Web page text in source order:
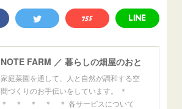
NOTE FARM ／ 暮らしの畑屋のおと
家庭菜園を通して、人と自然が調和する空
間づくりのお手伝いをしています。 ＊
＊ ＊ ＊ ＊ ＊ 各サービスについて